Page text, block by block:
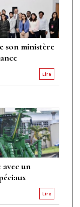
son ministère
Lire
un
Lire